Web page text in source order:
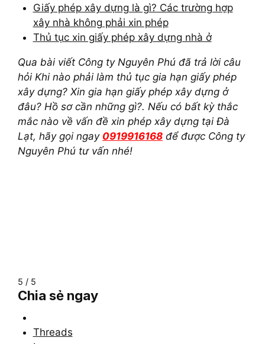
Giấy phép xây dựng là gì? Các trường hợp
xây nhà không phải xin phép
Thủ tục xin giấy phép xây dựng nhà ở
Qua bài viết Công ty Nguyên Phú đã trả lời câu
hỏi Khi nào phải làm thủ tục gia hạn giấy phép
xây dựng? Xin gia hạn giấy phép xây dựng ở
đâu? Hồ sơ cần những gì?. Nếu có bất kỳ thắc
mắc nào về vấn đề xin phép xây dựng tại Đà
Lạt, hãy gọi ngay 0919916168 để được Công ty
Nguyên Phú tư vấn nhé!
5 / 5
Chia sẻ ngay
Threads